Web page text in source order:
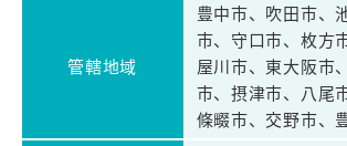
管轄地域
豊中市、吹田市、
市、守口市、枚方
屋川市、東大阪市
市、摂津市、八尾
條畷市、交野市、